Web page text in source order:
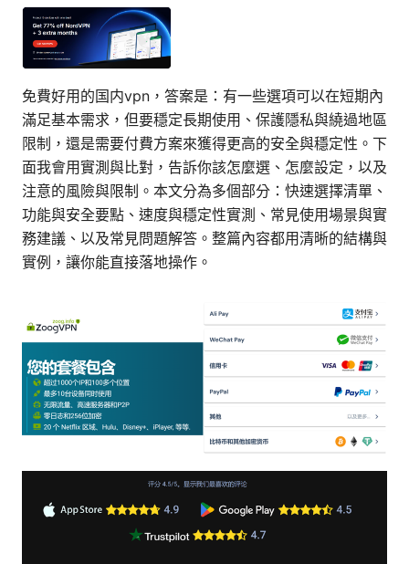
免費好用的国内vpn，答案是：有一些選項可以在短期內
滿足基本需求，但要穩定長期使用、保護隱私與繞過地區
限制，還是需要付費方案來獲得更高的安全與穩定性。下
面我會用實測與比對，告訴你該怎麼選、怎麼設定，以及
注意的風險與限制。本文分為多個部分：快速選擇清單、
功能與安全要點、速度與穩定性實測、常見使用場景與實
務建議、以及常見問題解答。整篇內容都用清晰的結構與
實例，讓你能直接落地操作。